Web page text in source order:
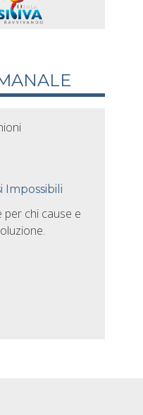
Impossibili
chi cause e